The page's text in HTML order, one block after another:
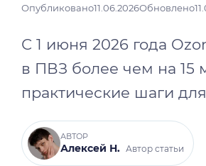
Опубликовано11.06.2026Обновлено
С 1 июня 2026 года
в ПВЗ более чем на 15
практические шаги
АВТОР
Алексей Н. Автор статьи